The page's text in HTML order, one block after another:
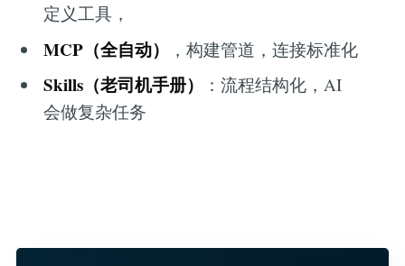
定义工具，
MCP（全自动） ，构建管道，连接标准化
Skills（老司机手册）
：流程结构化，AI
会做复杂任务